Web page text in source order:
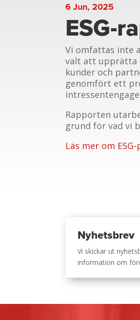
6 Jun, 2025
ESG-
Vi omfattas inte
valt att upprätta
kunder och
genomfört ett
Rapporten
grund för vad vi
Läs mer om
Nyhetsbrev
Vi skickar ut
information om